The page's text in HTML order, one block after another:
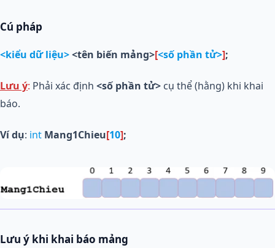
Cú pháp
<kiểu dữ liệu><tên biến mảng>[<số phần tử>];
Lưu ý: Phải xác định <số phần tử> cụ thể (hằng) khi khai
báo.
Ví dụ: int Mang1Chieu[10];
Lưu ý khi khai báo mảng